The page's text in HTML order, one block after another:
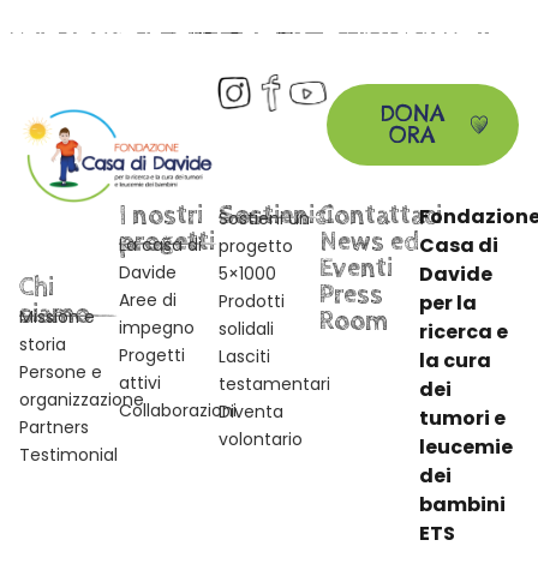
DONA
ORA
Chi
siamo
Mission e
storia
Persone e
organizzazione
Partners
Testimonial
I nostri
progetti
La casa di
Davide
Aree di
impegno
Progetti
attivi
Collaborazioni
Sostienici
Sostieni un
progetto
5×1000
Prodotti
solidali
Lasciti
testamentari
Diventa
volontario
Contattaci
News ed
Eventi
Press
Room
Casa di
Davide
per la
ricerca e
la cura
dei
tumori e
leucemie
dei
bambini
ETS